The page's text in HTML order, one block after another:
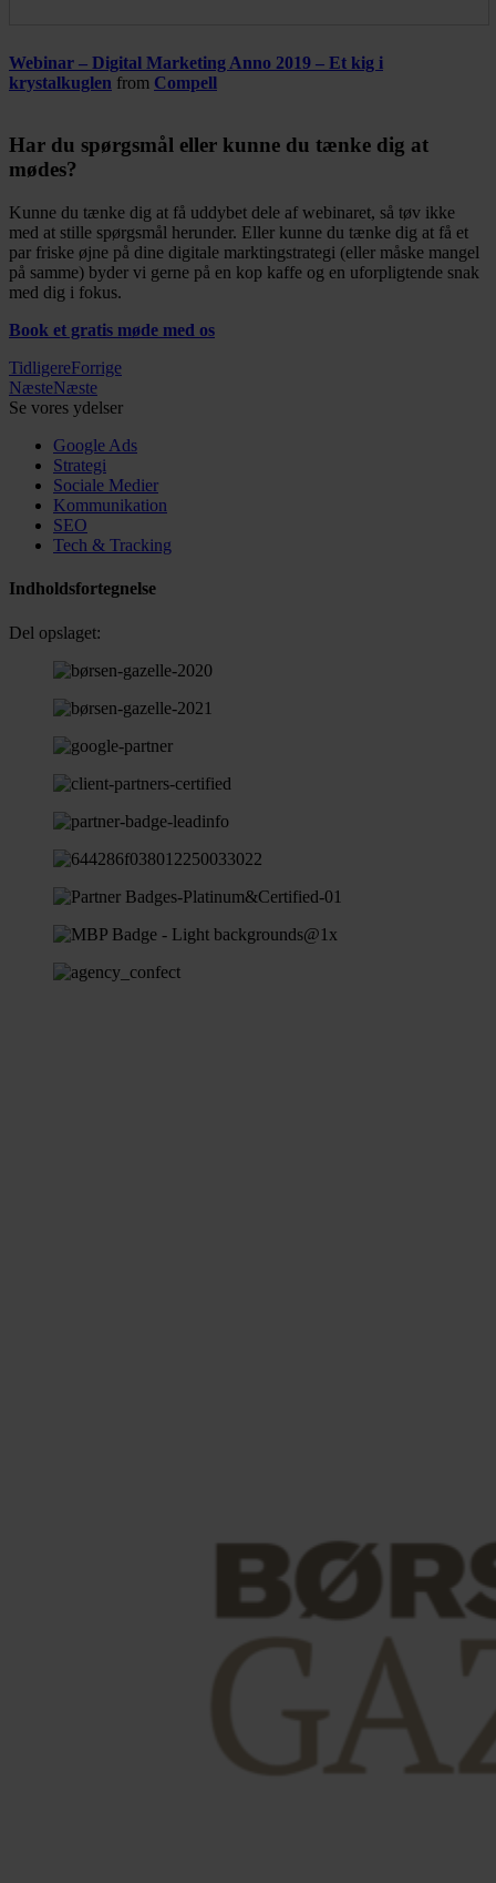
Webinar – Digital Marketing Anno 2019 – Et kig i
krystalkuglen from Compell
Har du spørgsmål eller kunne du tænke dig at
mødes?
Kunne du tænke dig at få uddybet dele af webinaret, så tøv ikke
med at stille spørgsmål herunder. Eller kunne du tænke dig at få et
par friske øjne på dine digitale marktingstrategi (eller måske mangel
på samme) byder vi gerne på en kop kaffe og en uforpligtende snak
med dig i fokus.
Book et gratis møde med os
TidligereForrige
NæsteNæste
Se vores ydelser
Google Ads
Strategi
Sociale Medier
Kommunikation
SEO
Tech & Tracking
Indholdsfortegnelse
Del opslaget: